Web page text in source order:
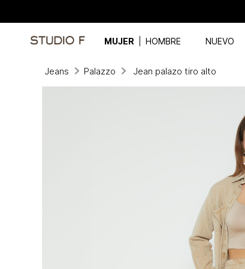
MUJER HOMBRE NUEVO
Jeans Palazzo Jean palazo tiro alto